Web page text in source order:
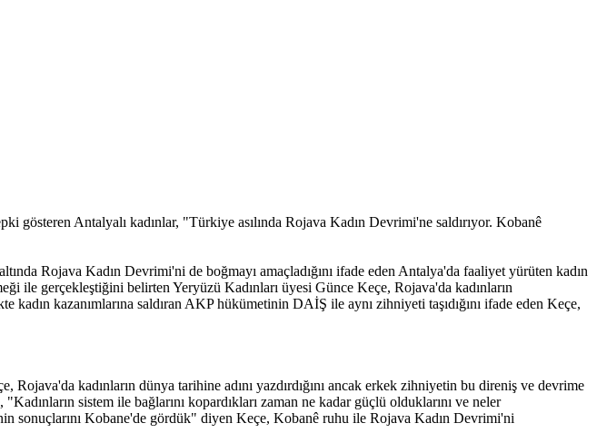
gösteren Antalyalı kadınlar, "Türkiye asılında Rojava Kadın Devrimi'ne saldırıyor. Kobanê
Rojava Kadın Devrimi'ni de boğmayı amaçladığını ifade eden Antalya'da faaliyet yürüten kadın
ile gerçekleştiğini belirten Yeryüzü Kadınları üyesi Günce Keçe, Rojava'da kadınların
kazanımlarına saldıran AKP hükümetinin DAİŞ ile aynı zihniyeti taşıdığını ifade eden Keçe,
Rojava'da kadınların dünya tarihine adını yazdırdığını ancak erkek zihniyetin bu direniş ve devrime
sistem ile bağlarını kopardıkları zaman ne kadar güçlü olduklarını ve neler
sonuçlarını Kobane'de gördük" diyen Keçe, Kobanê ruhu ile Rojava Kadın Devrimi'ni